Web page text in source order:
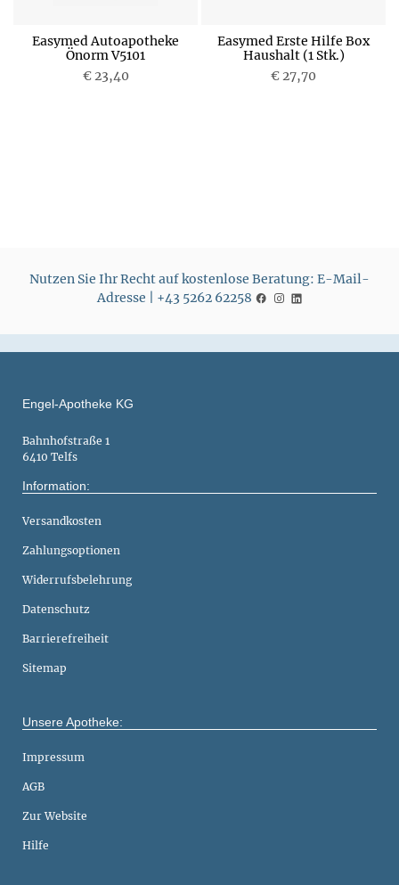
Easymed Autoapotheke
Önorm V5101
€ 23,40
Easymed Erste Hilfe Box
Haushalt (1 Stk.)
€ 27,70
Nutzen Sie Ihr Recht auf kostenlose Beratung: E-Mail-
Adresse | +43 5262 62258
Engel-Apotheke KG
Bahnhofstraße 1
6410 Telfs
Information:
Versandkosten
Zahlungsoptionen
Widerrufsbelehrung
Datenschutz
Barrierefreiheit
Sitemap
Unsere Apotheke:
Impressum
AGB
Zur Website
Hilfe